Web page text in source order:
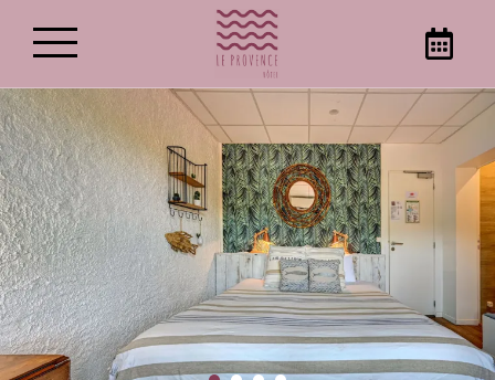
Meilleur tarif garanti sur
notre site internet !
Réservez votre séjour à Gémenos,
directement sur le site internet de l’Hôtel Le
Provence pour obtenir les meilleurs prix. Optez
pour des escales reposantes dans cet
établissement hôtelier à Gémenos !